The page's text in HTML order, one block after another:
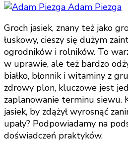
Adam Piezga
Groch jasiek, znany też jako
łuskowy, cieszy się dużym
ogrodników i rolników. To
w uprawie, ale też bardzo
białko, błonnik i witaminy z
zdrowy plon, kluczowe jest
zaplanowanie terminu siewu.
jasiek, by zdążył wyrosnąć
upały? Podpowiadamy na
doświadczeń praktyków.